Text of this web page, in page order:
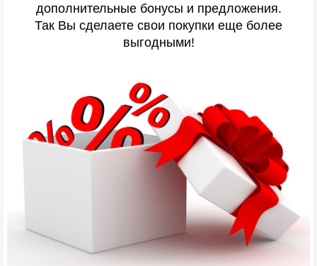
дополнительные бонусы и предложения.
Так Вы сделаете свои покупки еще более
выгодными!